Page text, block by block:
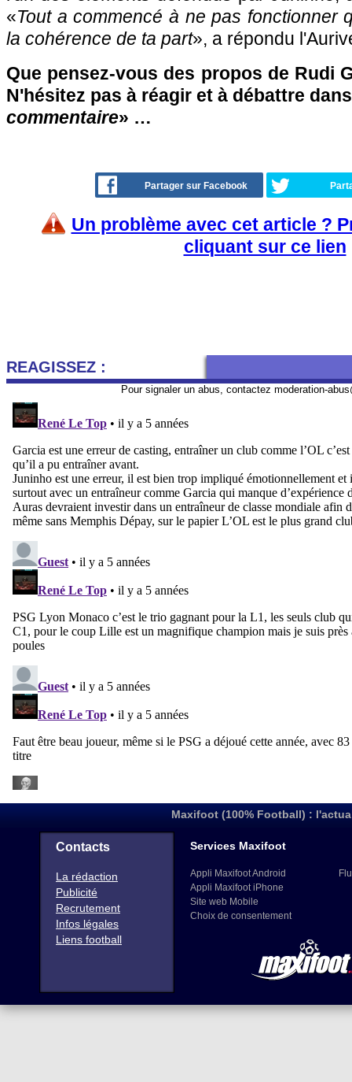
«Tout a commencé à ne pas fonctionner
la cohérence de ta part», a répondu
Que pensez-vous des propos de Rudi
N'hésitez pas à réagir et à débattre
commentaire» …
Partager sur Facebook
Un problème avec cet article ?
cliquant sur ce lien
REAGISSEZ :
Pour signaler un abus, contactez moderation-
Maxifoot (100% Football) :
Contacts
La rédaction
Publicité
Recrutement
Infos légales
Liens football
Services Maxifoot
Appli Maxifoot Android
Appli Maxifoot iPhone
Site web Mobile
Choix de consentement